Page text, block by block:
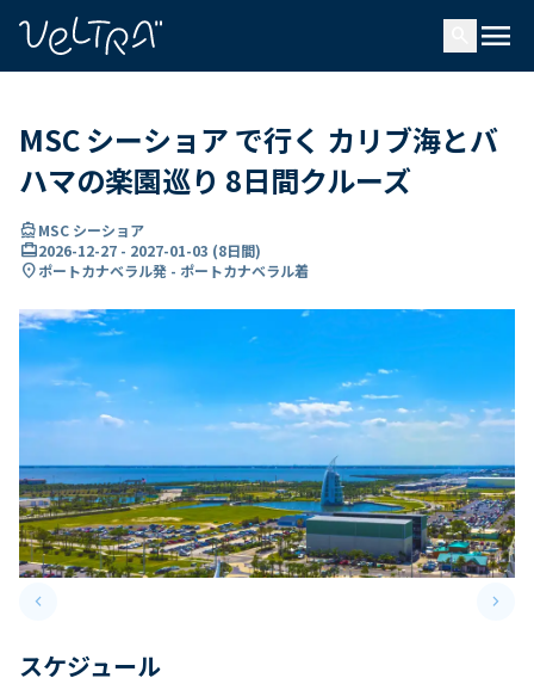
menu
MSC シーショア で行く カリブ海とバ
ハマの楽園巡り 8日間クルーズ
directions_boatMSC シーショア
card_travel2026-12-27 - 2027-01-03 (8日間)
location_onポートカナベラル発 - ポートカナベラル着
keyboard_arrow_leftPrevious slide keyboard_arrow_right
スケジュール